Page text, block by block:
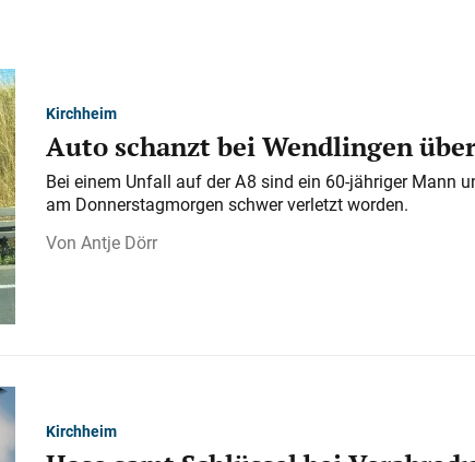
Kirchheim
Auto schanzt bei Wendlingen
Bei einem Unfall auf der A 8 sind ein 60-jähriger Mann
am Donnerstagmorgen schwer verletzt worden.
Antje Dörr
Kirchheim